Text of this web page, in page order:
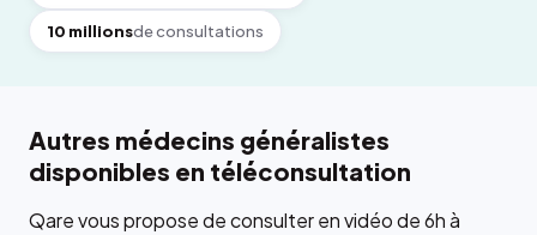
10 millionsde consultations
Autres médecins généralistes
disponibles en téléconsultation
Qare vous propose de consulter en vidéo de 6h à